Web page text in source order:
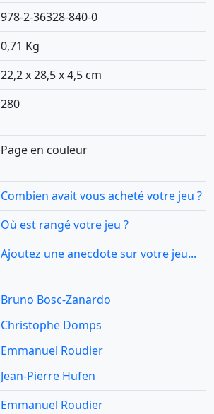
978-2-36328-840-0
0,71 Kg
22,2 x 28,5 x 4,5 cm
280
Page en couleur
Combien avait vous acheté votre jeu ?
Où est rangé votre jeu ?
Ajoutez une anecdote sur votre jeu...
Bruno Bosc-Zanardo
Christophe Domps
Emmanuel Roudier
Jean-Pierre Hufen
Emmanuel Roudier